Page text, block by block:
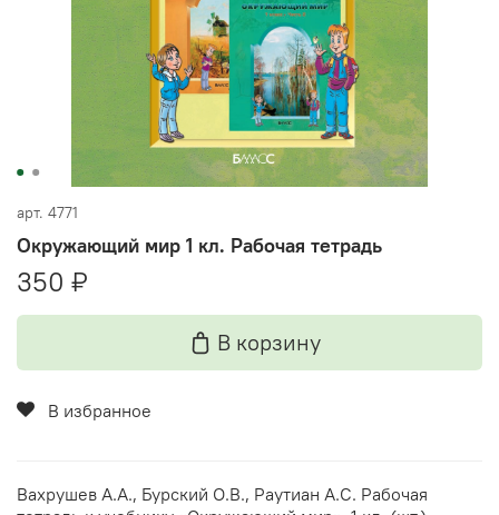
арт. 4771
Окружающий мир 1 кл. Рабочая тетрадь
350 ₽
В корзину
В избранное
Вахрушев А.А., Бурский О.В., Раутиан А.С. Рабочая